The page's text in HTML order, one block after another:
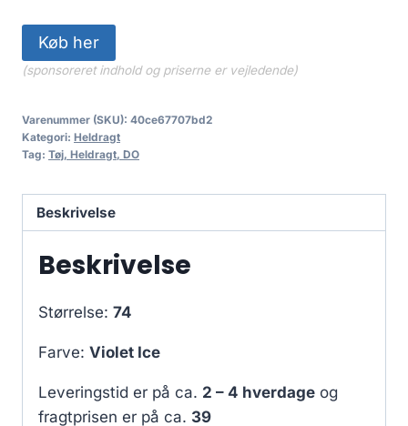
Køb her
(sponsoreret indhold og priserne er vejledende)
Varenummer (SKU): 40ce67707bd2
Kategori: Heldragt
Tag: Tøj, Heldragt, DO
Beskrivelse
Beskrivelse
Størrelse: 74
Farve: Violet Ice
Leveringstid er på ca. 2 – 4 hverdage og
fragtprisen er på ca. 39